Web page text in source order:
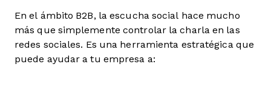
En el ámbito B2B, la escucha social hace mucho
más que simplemente controlar la charla en las
redes sociales. Es una herramienta estratégica que
puede ayudar a tu empresa a: